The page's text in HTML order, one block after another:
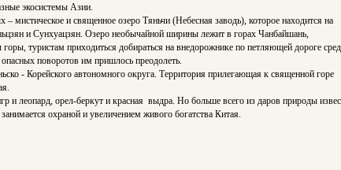
экосистемы Азии.
и священное озеро Тяньчи (Небесная заводь), которое находится на
и Сунхуацзян. Озеро необычайной ширины лежит в горах Чанбайшань,
туристам приходиться добираться на внедорожнике по петляющей дороге
поворотов им пришлось преодолеть.
- Корейского автономного округа. Территория прилегающая к священной горе
и леопард, орел-беркут и красная выдра. Но больше всего из даров природы
охраной и увеличением живого богатства Китая.